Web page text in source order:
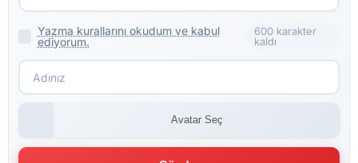
Yazma kurallarını okudum ve kabul
ediyorum.
600 karakter
kaldı
Avatar Seç